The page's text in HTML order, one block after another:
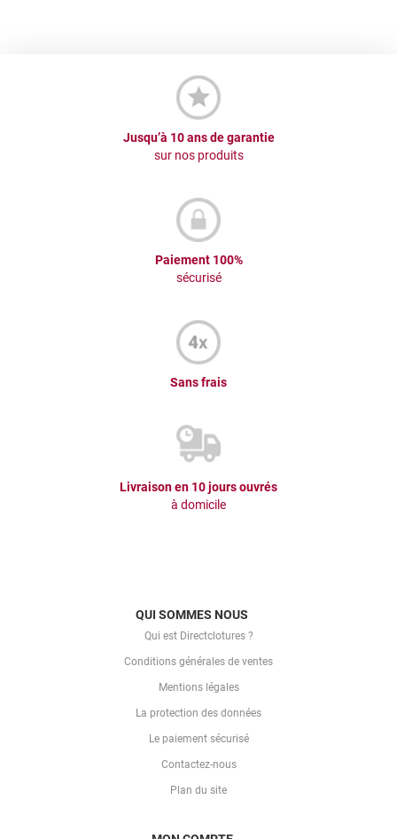
Jusqu’à 10 ans de garantie
sur nos produits
Paiement 100%
sécurisé
Sans frais
Livraison en 10 jours ouvrés
à domicile
QUI SOMMES NOUS
Qui est Directclotures ?
Conditions générales de ventes
Mentions légales
La protection des données
Le paiement sécurisé
Contactez-nous
Plan du site